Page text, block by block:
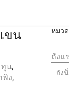
ขน
ทุน,
พิง,
หมว
ถังแ
ถัง